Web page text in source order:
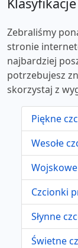
Zebraliśmy
stronie
najbardziej
potrzebujesz
skorzystaj z
Piękne
Wesołe
Czcionki
Słynne
Świetne